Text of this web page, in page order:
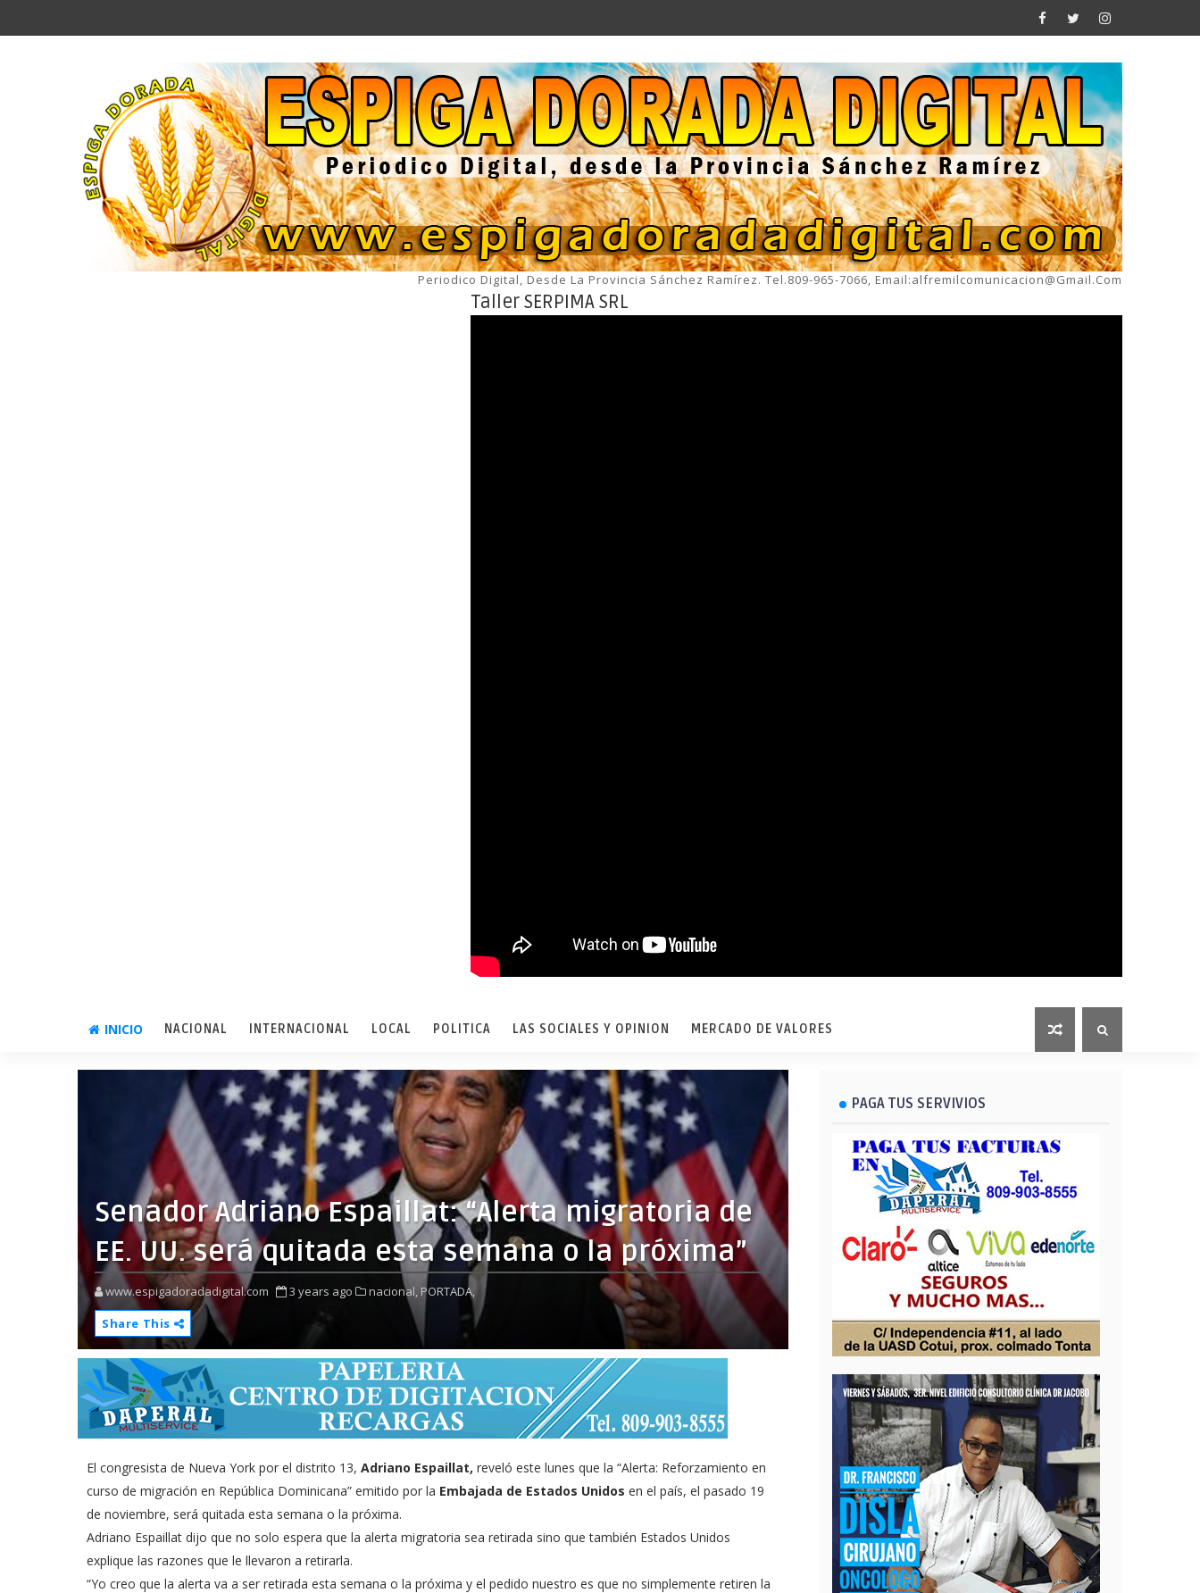
Periodico Digital, Desde La Provincia Sánchez Ramírez. Tel.809-965-7066, Email:alfremilcomunicacion@gmail.com
Taller SERPIMA SRL
INICIO NACIONAL INTERNACIONAL LOCAL POLITICA LAS SOCIALES Y OPINION MERCADO DE VALORES
Senador Adriano Espaillat: “Alerta migratoria de
EE. UU. será quitada esta semana o la próxima”
www.espigadoradadigital.com 3 years ago nacional, PORTADA,
Share This
El congresista de Nueva York por el distrito 13, Adriano Espaillat, reveló este lunes que la “Alerta: Reforzamiento en
curso de migración en República Dominicana” emitido por la Embajada de Estados Unidos en el país, el pasado 19
de noviembre, será quitada esta semana o la próxima.
Adriano Espaillat dijo que no solo espera que la alerta migratoria sea retirada sino que también Estados Unidos
explique las razones que le llevaron a retirarla.
“Yo creo que la alerta va a ser retirada esta semana o la próxima y el pedido nuestro es que no simplemente retiren la
PAGA TUS SERVIVIOS